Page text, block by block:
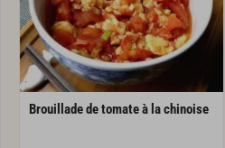
Brouilladedetomateà lachinoise